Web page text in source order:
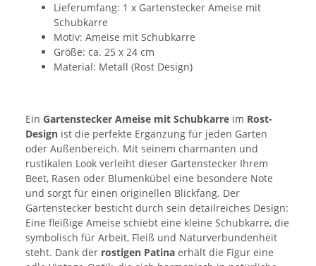
Lieferumfang: 1 x Gartenstecker Ameise mit
Schubkarre
Motiv: Ameise mit Schubkarre
Größe: ca. 25 x 24 cm
Material: Metall (Rost Design)
Ein Gartenstecker Ameise mit Schubkarre im Rost-
Design ist die perfekte Ergänzung für jeden Garten
oder Außenbereich. Mit seinem charmanten und
rustikalen Look verleiht dieser Gartenstecker Ihrem
Beet, Rasen oder Blumenkübel eine besondere Note
und sorgt für einen originellen Blickfang. Der
Gartenstecker besticht durch sein detailreiches Design:
Eine fleißige Ameise schiebt eine kleine Schubkarre, die
symbolisch für Arbeit, Fleiß und Naturverbundenheit
steht. Dank der rostigen Patina erhält die Figur eine